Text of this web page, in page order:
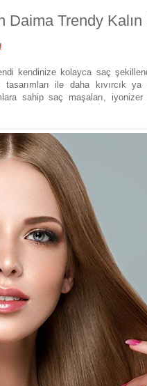
Daima Trendy Kalın
kendinize kolayca saç
ile daha kıvırcık
sahip saç maşaları,